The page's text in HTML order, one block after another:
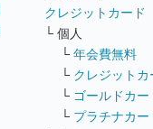
クレジットカード
└ 個人
└ 年会費無料
└ クレジットカ
└ ゴールドカー
└ プラチナカー